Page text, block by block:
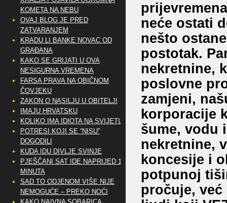
neće ostati
nešto
postotak.
nekretnine,
poslovne
zamjeni,
korporacije
šume, vodu
nekretnine,
koncesije i
potpunoj
pročuje,
KOMETA NA NEBU
OVAJ BLOG JE PRED
ZATVARANJEM
KRADU LI BANKE NOVAC OD
GRAĐANA
KAKO SE GRIJATI U OVA
NESIGURNA VREMENA
FARSA PRAVA NA OBIČNOM
ČOVJEKU
ZAKON O NASILJU U OBITELJI
IMAJU HRVATSKU
KOLIKO IMA IDIOTA NA SVIJETU?
POTRESI KOJI SE “NISU”
DOGODILI
KUDA IDU DIVLJE SVINJE
PJEŠČANI SAT IDE NAPRIJED 10
MINUTA
SAD TO ODJENOM VIŠE NIJE
NEMOGUĆE – PREKO NOĆI